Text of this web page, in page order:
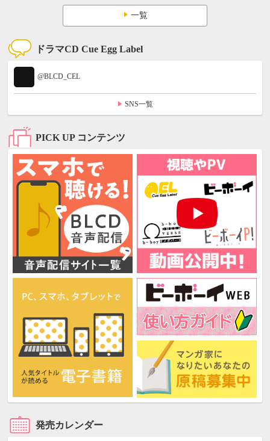
一覧
ドラマCD Cue Egg Label
@BLCD_CEL
SNS一覧
PICK UP コンテンツ
発売カレンダー